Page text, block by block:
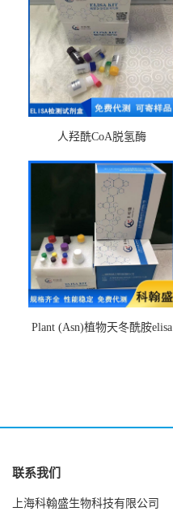
人羟酰CoA脱氢酶
Plant (Asn)植物天冬酰胺elisa
联系我们
上海科翰盛生物科技有限公司